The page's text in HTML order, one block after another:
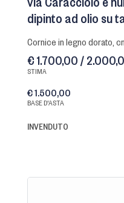
dipinto ad olio su
cornice in legno dorato,
€ 1.700,00 /
STIMA
€ 1.500,00
BASE D'ASTA
INVENDUTO